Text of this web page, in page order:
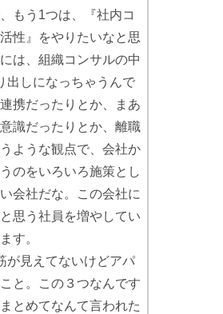
もう1つは、『社内コ
性』をやりたいなと思
は、組織コンサルの中
出しになっちゃうんで
携だったりとか、まあ
識だったりとか、離職
ような観点で、会社か
のをいろいろ施策とし
会社だな。この会社に
思う社員を増やしてい
す。
が見えてないけどアパ
と。この３つなんです
とめてなんて言われた